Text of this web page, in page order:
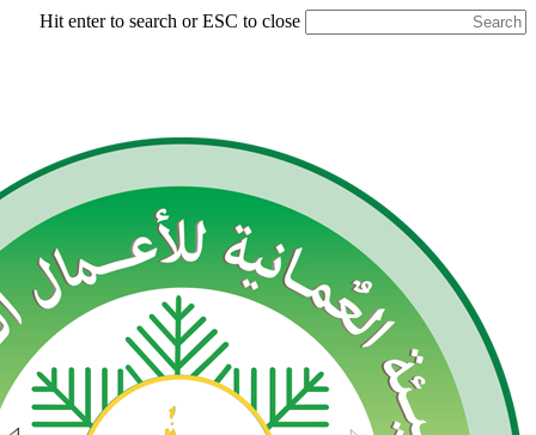
Hit enter to search or ESC to close